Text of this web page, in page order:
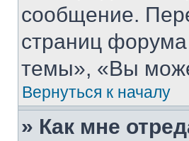
сообщение.
страниц
темы», «Вы
Вернуться к началу
» Как мне